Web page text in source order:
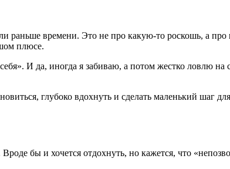
раньше времени. Это не про какую-то роскошь, а
плюсе.
И да, иногда я забиваю, а потом жестко ловлю на
глубоко вдохнуть и сделать маленький шаг
бы и хочется отдохнуть, но кажется, что